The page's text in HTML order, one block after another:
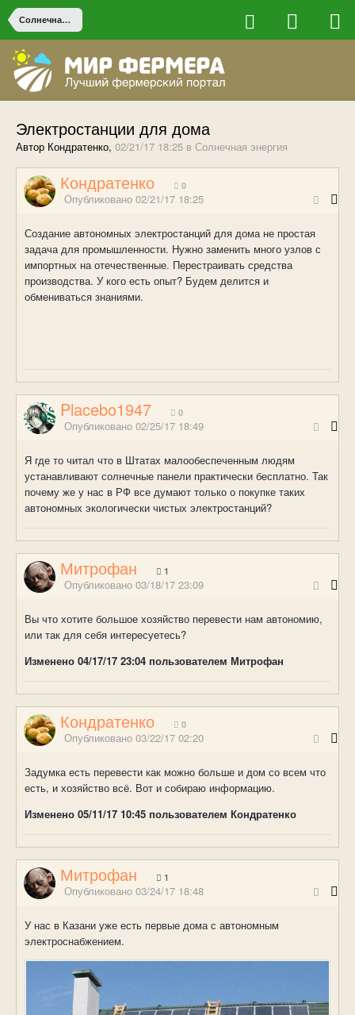
Солнечная энергия
Электростанции для дома
Автор Кондратенко, 02/21/17 18:25 в Солнечная энергия
Кондратенко 0
Опубликовано 02/21/17 18:25
Создание автономных электростанций для дома не простая
задача для промышленности. Нужно заменить много узлов с
импортных на отечественные. Перестраивать средства
производства. У кого есть опыт? Будем делится и
обмениваться знаниями.
Placebo1947 0
Опубликовано 02/25/17 18:49
Я где то читал что в Штатах малообеспеченным людям
устанавливают солнечные панели практически бесплатно. Так
почему же у нас в РФ все думают только о покупке таких
автономных экологически чистых электростанций?
Митрофан 1
Опубликовано 03/18/17 23:09
Вы что хотите большое хозяйство перевести нам автономию,
или так для себя интересуетесь?
Изменено 04/17/17 23:04 пользователем Митрофан
Кондратенко 0
Опубликовано 03/22/17 02:20
Задумка есть перевести как можно больше и дом со всем что
есть, и хозяйство всё. Вот и собираю информацию.
Изменено 05/11/17 10:45 пользователем Кондратенко
Митрофан 1
Опубликовано 03/24/17 18:48
У нас в Казани уже есть первые дома с автономным
электроснабжением.